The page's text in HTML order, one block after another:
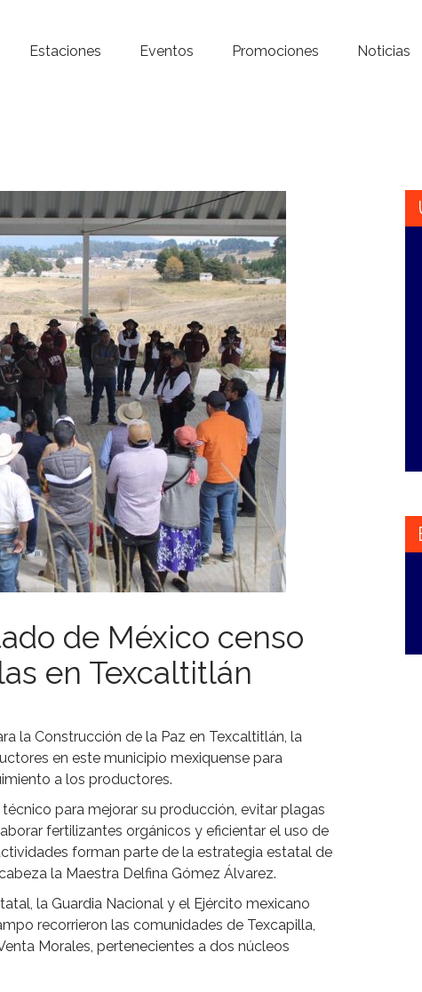
Estaciones Eventos Promociones Noticias
ti
de México censo
en Texcaltitlán
la Construcción de la Paz en Texcaltitlán, la
en este municipio mexiquense para
a los productores.
para mejorar su producción, evitar plagas
fertilizantes orgánicos y eficientar el uso de
forman parte de la estrategia estatal de
la Maestra Delfina Gómez Álvarez.
la Guardia Nacional y el Ejército mexicano
recorrieron las comunidades de Texcapilla,
Morales, pertenecientes a dos núcleos